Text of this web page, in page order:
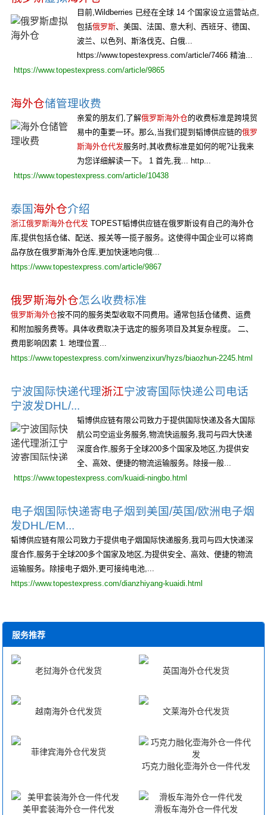
目前,Wildberries 已经在全球 14 个国家设立运营站点,
包括俄罗斯、美国、法国、意大利、西班牙、德国、
波兰、以色列、斯洛伐克、白俄...
https://www.topestexpress.com/article/7466 精油...
https://www.topestexpress.com/article/9865
海外仓储管理收费
亲爱的朋友们,了解俄罗斯海外仓的收费标准是跨境贸
易中的重要一环。那么,当我们提到韬博供应链的俄罗
斯海外仓代发服务时,其收费标准是如何的呢?让我来
为您详细解读一下。 1 首先,我... http...
https://www.topestexpress.com/article/10438
泰国海外仓介绍
浙江俄罗斯海外仓代发 TOPEST韬博供应链在俄罗斯设有自己的海外仓
库,提供包括仓储、配送、报关等一揽子服务。这使得中国企业可以将商
品存放在俄罗斯海外仓库,更加快速地向俄...
https://www.topestexpress.com/article/9867
俄罗斯海外仓怎么收费标准
俄罗斯海外仓按不同的服务类型收取不同费用。通常包括仓储费、运费
和附加服务费等。具体收费取决于选定的服务项目及其复杂程度。 二、
费用影响因素 1. 地理位置...
https://www.topestexpress.com/xinwenzixun/hyzs/biaozhun-2245.html
宁波国际快递代理浙江宁波寄国际快递公司电话
宁波发DHL/...
韬博供应链有限公司致力于提供国际快递及各大国际
航公司空运业务服务,物流快运服务,我司与四大快递
深度合作,服务于全球200多个国家及地区,为提供安
全、高效、便捷的物流运输服务。除接一般...
https://www.topestexpress.com/kuaidi-ningbo.html
电子烟国际快递寄电子烟到美国/英国/欧洲电子烟
发DHL/EM...
韬博供应链有限公司致力于提供电子烟国际快递服务,我司与四大快递深
度合作,服务于全球200多个国家及地区,为提供安全、高效、便捷的物流
运输服务。除接电子烟外,更可接纯电池,...
https://www.topestexpress.com/dianzhiyang-kuaidi.html
服务推荐
老挝海外仓代发货 英国海外仓代发货
越南海外仓代发货 文莱海外仓代发货
菲律宾海外仓代发货
巧克力融化壶海外仓一件代发
美甲套装海外仓一件代发 滑板车海外仓一件代发